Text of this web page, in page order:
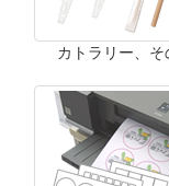
カトラリー、そ